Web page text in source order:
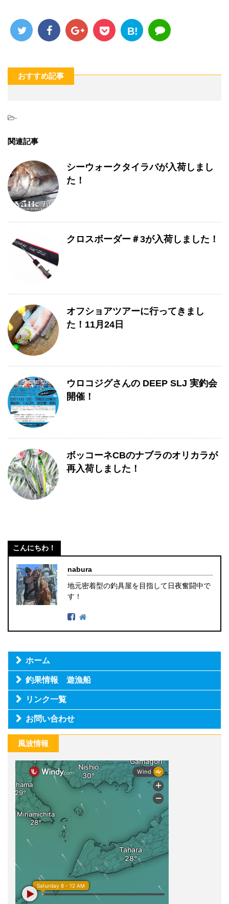
B!
おすすめ記事
-
関連記事
シーウォークタイラバが入荷しまし
た！
クロスボーダー＃3が入荷しました！
オフショアツアーに行ってきまし
た！11月24日
ウロコジグさんの DEEP SLJ 実釣会
開催！
ボッコーネCBのナブラのオリカラが
再入荷しました！
こんにちわ！
nabura
地元密着型の釣具屋を目指して日夜奮闘中で
す！
ホーム
釣果情報 遊漁船
リンク一覧
お問い合わせ
風波情報